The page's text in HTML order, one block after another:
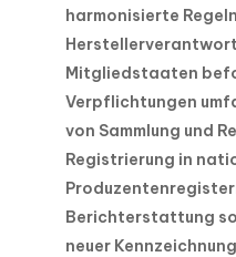
harmonisierte
Mitgliedstaaten
Verpflichtungen
von Sammlung und
Registrierung in
Berichterstattung
neuer